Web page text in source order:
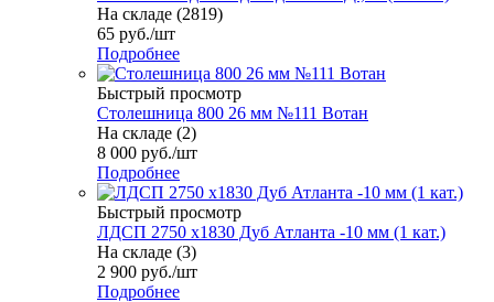
На складе (2819)
65 руб./шт
Подробнее
Быстрый просмотр
Столешница 800 26 мм №111 Вотан
На складе (2)
8 000 руб./шт
Подробнее
Быстрый просмотр
ЛДСП 2750 х1830 Дуб Атланта -10 мм (1 кат.)
На складе (3)
2 900 руб./шт
Подробнее